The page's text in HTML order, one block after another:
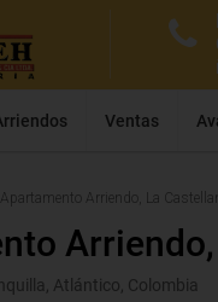
Ventas
Apartamento Arriendo, La
Atlántico, Colombia